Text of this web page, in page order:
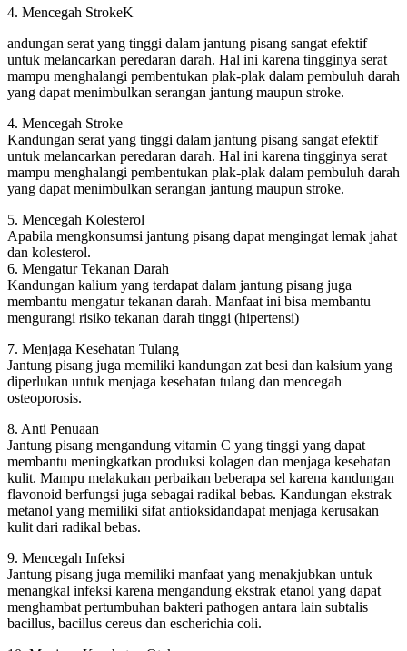
4. Mencegah StrokeK
andungan serat yang tinggi dalam jantung pisang sangat efektif
untuk melancarkan peredaran darah. Hal ini karena tingginya serat
mampu menghalangi pembentukan plak-plak dalam pembuluh darah
yang dapat menimbulkan serangan jantung maupun stroke.
4. Mencegah Stroke
Kandungan serat yang tinggi dalam jantung pisang sangat efektif
untuk melancarkan peredaran darah. Hal ini karena tingginya serat
mampu menghalangi pembentukan plak-plak dalam pembuluh darah
yang dapat menimbulkan serangan jantung maupun stroke.
5. Mencegah Kolesterol
Apabila mengkonsumsi jantung pisang dapat mengingat lemak jahat
dan kolesterol.
6. Mengatur Tekanan Darah
Kandungan kalium yang terdapat dalam jantung pisang juga
membantu mengatur tekanan darah. Manfaat ini bisa membantu
mengurangi risiko tekanan darah tinggi (hipertensi)
7. Menjaga Kesehatan Tulang
Jantung pisang juga memiliki kandungan zat besi dan kalsium yang
diperlukan untuk menjaga kesehatan tulang dan mencegah
osteoporosis.
8. Anti Penuaan
Jantung pisang mengandung vitamin C yang tinggi yang dapat
membantu meningkatkan produksi kolagen dan menjaga kesehatan
kulit. Mampu melakukan perbaikan beberapa sel karena kandungan
flavonoid berfungsi juga sebagai radikal bebas. Kandungan ekstrak
metanol yang memiliki sifat antioksidandapat menjaga kerusakan
kulit dari radikal bebas.
9. Mencegah Infeksi
Jantung pisang juga memiliki manfaat yang menakjubkan untuk
menangkal infeksi karena mengandung ekstrak etanol yang dapat
menghambat pertumbuhan bakteri pathogen antara lain subtalis
bacillus, bacillus cereus dan escherichia coli.